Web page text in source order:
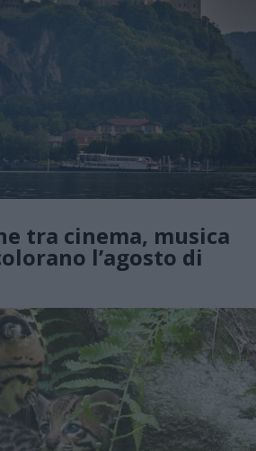
tra cinema, musica
l’agosto di